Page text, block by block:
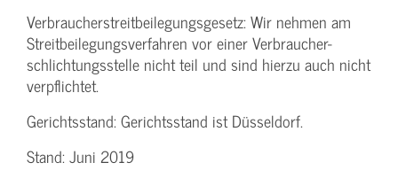
Verbraucher­streitbeilegungs­gesetz: Wir nehmen am
Streit­beilegungs­verfahren vor einer Verbraucher­
schlichtungs­stelle nicht teil und sind hierzu auch nicht
verpflichtet.
Gerichtsstand: Gerichtsstand ist Düsseldorf.
Stand: Juni 2019